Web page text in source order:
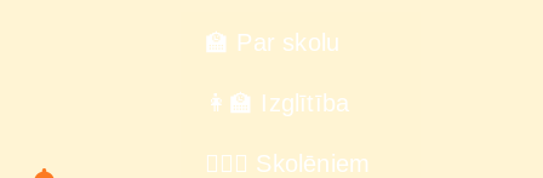
🏫 Par skolu
👩‍🏫 Izglītība
🙋🏻‍♂️ Skolēniem